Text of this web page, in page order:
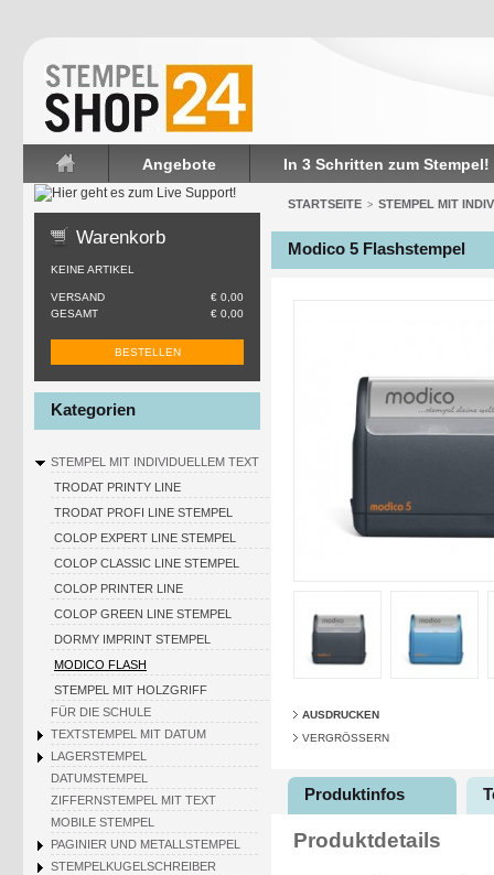
Startseite
Angebote In 3 Schritten zum Stempel!
Warenkorb
KEINE ARTIKEL
VERSAND
€ 0,00
GESAMT
€ 0,00
BESTELLEN
Kategorien
STEMPEL MIT INDIVIDUELLEM TEXT
TRODAT PRINTY LINE
TRODAT PROFI LINE STEMPEL
COLOP EXPERT LINE STEMPEL
COLOP CLASSIC LINE STEMPEL
COLOP PRINTER LINE
COLOP GREEN LINE STEMPEL
DORMY IMPRINT STEMPEL
MODICO FLASH
STEMPEL MIT HOLZGRIFF
FÜR DIE SCHULE
TEXTSTEMPEL MIT DATUM
LAGERSTEMPEL
DATUMSTEMPEL
ZIFFERNSTEMPEL MIT TEXT
MOBILE STEMPEL
PAGINIER UND METALLSTEMPEL
STEMPELKUGELSCHREIBER
STARTSEITE > STEMPEL MIT
Modico 5 Flashstempel
AUSDRUCKEN
VERGRÖSSERN
Produktinfos
Produktdetails